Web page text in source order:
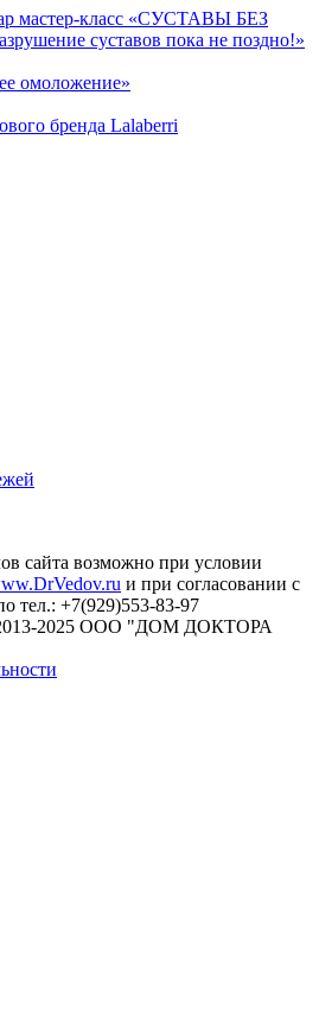
мастер-класс «СУСТАВЫ БЕЗ
суставов пока не поздно!»
омоложение»
бренда Lalaberri
сайта возможно при условии
и при согласовании с
тел.: +7(929)553-83-97
2013-2025 ООО "ДОМ ДОКТОРА